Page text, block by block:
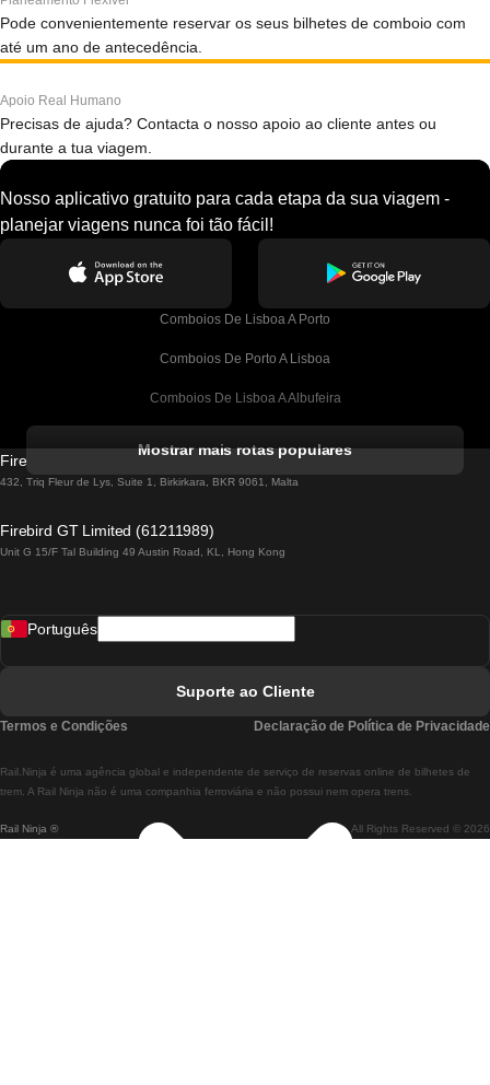
Pode convenientemente reservar os seus bilhetes de comboio com
até um ano de antecedência.
Apoio Real Humano
Precisas de ajuda? Contacta o nosso apoio ao cliente antes ou
durante a tua viagem.
Nosso aplicativo gratuito para cada etapa da sua viagem -
planejar viagens nunca foi tão fácil!
Comboios De Lisboa A Porto
Comboios De Porto A Lisboa
Comboios De Lisboa A Albufeira
Comboios De Lisboa A Lagos
Comboios De Lisboa A Madrid
Comboios De Lisboa A Braga
Comboios De Braga A Lisboa
Mostrar mais rotas populares
Firebird GT Limited (OC 1451)
432, Triq Fleur de Lys, Suite 1, Birkirkara, BKR 9061, Malta
Firebird GT Limited (61211989)
Unit G 15/F Tal Building 49 Austin Road, KL, Hong Kong
Rail Ninja ® All Rights Reserved © 2026
Rail.Ninja é uma agência global e independente de serviço de reservas online de bilhetes de
trem. A Rail Ninja não é uma companhia ferroviária e não possui nem opera trens.
Português
Suporte ao Cliente
Termos e Condições Declaração de Política de Privacidade